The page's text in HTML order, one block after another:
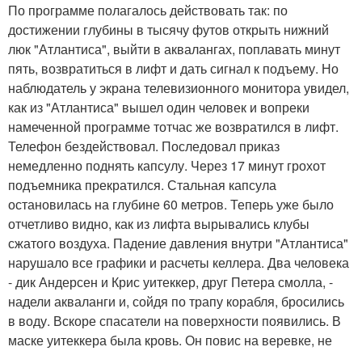
По программе полагалось действовать так: по
достижении глубины в тысячу футов открыть нижний
люк "Атлантиса", выйти в аквалангах, поплавать минут
пять, возвратиться в лифт и дать сигнал к подъему. Но
наблюдатель у экрана телевизионного монитора увидел,
как из "Атлантиса" вышел один человек и вопреки
намеченной программе тотчас же возвратился в лифт.
Телефон бездействовал. Последовал приказ
немедленно поднять капсулу. Через 17 минут грохот
подъемника прекратился. Стальная капсула
остановилась на глубине 60 метров. Теперь уже было
отчетливо видно, как из лифта вырывались клубы
сжатого воздуха. Падение давления внутри "Атлантиса"
нарушало все графики и расчеты келлера. Два человека
- дик Андерсен и Крис уитеккер, друг Петера смолла, -
надели акваланги и, сойдя по трапу корабля, бросились
в воду. Вскоре спасатели на поверхности появились. В
маске уитеккера была кровь. Он повис на веревке, не